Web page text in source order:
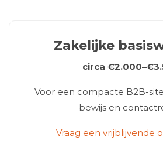
Zakelijke
circa
Voor een compacte B2B-
bewijs en
Vraag een vrijblijvende